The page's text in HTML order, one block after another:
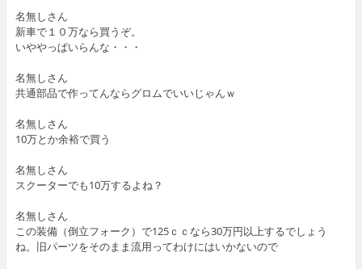
名無しさん
新車で１０万なら買うぞ。
いややっぱいらんな・・・
名無しさん
共通部品で作ってんならグロムでいいじゃんｗ
名無しさん
10万とか余裕で買う
名無しさん
スクーターでも10万するよね？
名無しさん
この装備（倒立フォーク）で125ｃｃなら30万円以上するでしょう
ね。旧パーツをそのまま流用ってわけにはいかないので